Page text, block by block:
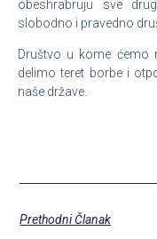
obeshrabruju sve
slobodno i pravedno
Društvo u kome ćemo
delimo teret borbe i
naše države.
Prethodni Članak